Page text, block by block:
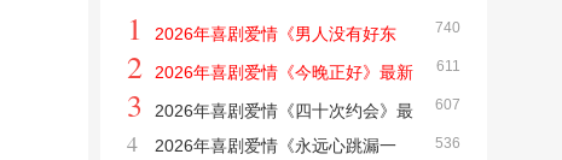
740
1
2026年喜剧爱情《男人没有好东
西》最新电影下载
611
2
2026年喜剧爱情《今晚正好》最新
电影下载
607
3
2026年喜剧爱情《四十次约会》最
新电影下载
536
4
2026年喜剧爱情《永远心跳漏一